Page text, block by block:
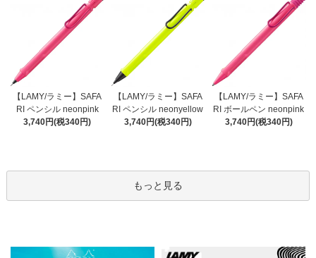
【LAMY/ラミー】SAFA
RI ペンシル neonpink
3,740円(税340円)
【LAMY/ラミー】SAFA
RI ペンシル neonyellow
3,740円(税340円)
【LAMY/ラミー】SAFA
RI ボールペン neonpink
3,740円(税340円)
もっと見る